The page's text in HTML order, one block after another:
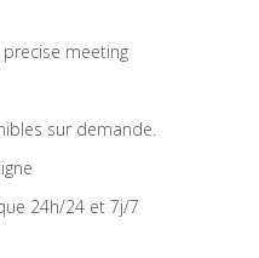
meeting
sur demande.
24h/24 et 7j/7